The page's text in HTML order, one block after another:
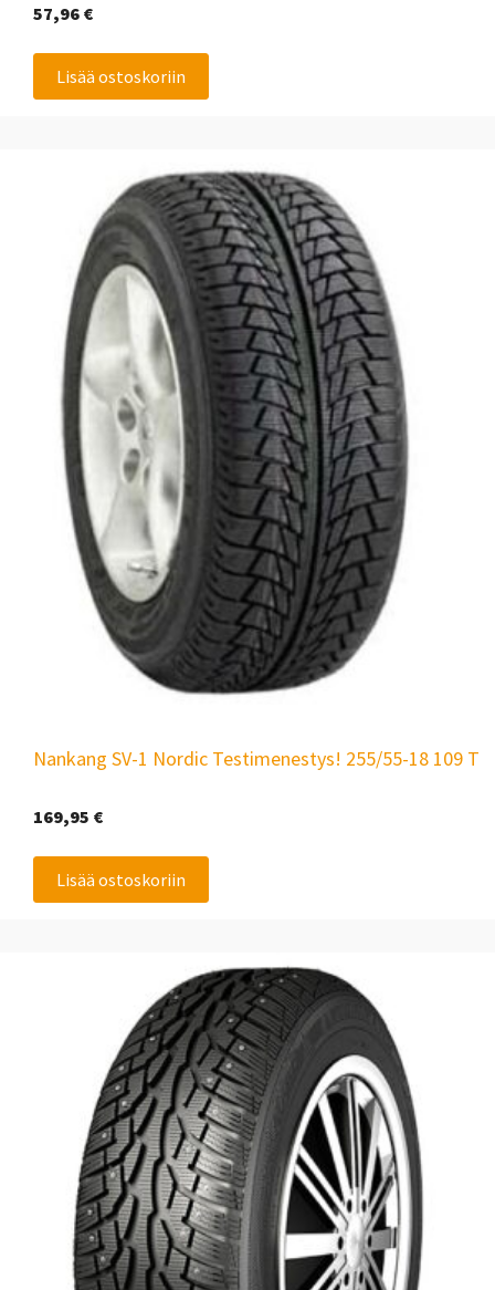
57,96 €
Lisää ostoskoriin
Nankang SV-1 Nordic Testimenestys! 255/55-18 109 T
169,95 €
Lisää ostoskoriin